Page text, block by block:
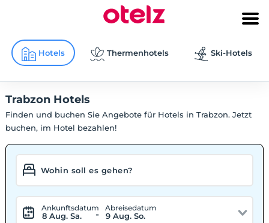
Hotels Thermenhotels Ski-Hotels
Trabzon Hotels
Finden und buchen Sie Angebote für Hotels in Trabzon. Jetzt
buchen, im Hotel bezahlen!
Ankunftsdatum
8 Aug. Sa. -
Abreisedatum
9 Aug. So.